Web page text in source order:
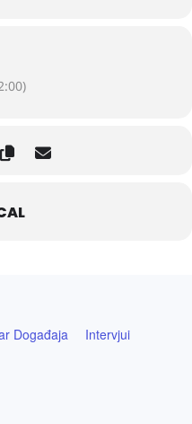
Događaja
Intervjui